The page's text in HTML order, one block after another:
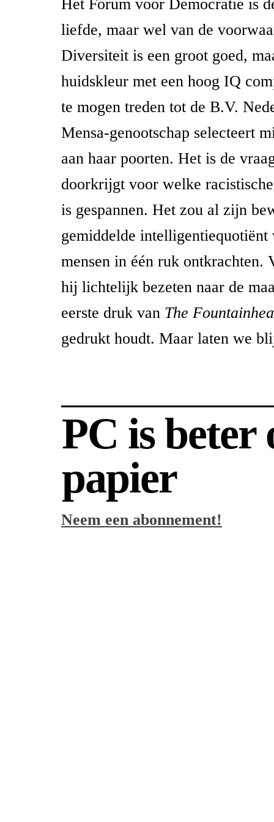
Het Forum voor Democratie is
liefde, maar wel van de
Diversiteit is een groot goed,
huidskleur met een hoog IQ
te mogen treden tot de B.V.
Mensa-genootschap selecteert
aan haar poorten. Het is de
doorkrijgt voor welke
is gespannen. Het zou al zijn
gemiddelde intelligentiequotiënt
mensen in één ruk ontkrachten.
hij lichtelijk bezeten naar de
eerste druk van The
gedrukt houdt. Maar laten we
PC is beter
papier
Neem een abonnement!